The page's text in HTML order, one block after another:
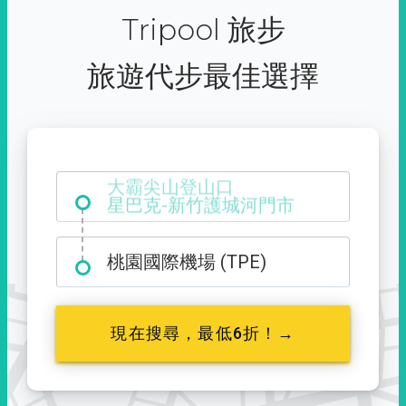
Tripool 旅步
旅遊代步最佳選擇
大霸尖山登山口
桃園國際機場 (TPE)
現在搜尋，最低6折！→